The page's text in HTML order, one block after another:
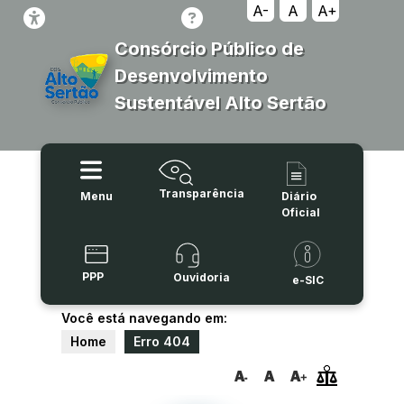
A- A A+
Consórcio Público de
Desenvolvimento
Sustentável Alto Sertão
Menu Transparência
Diário
Oficial
PPP Ouvidoria e-SIC
Você está navegando em:
Home
Erro 404